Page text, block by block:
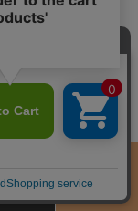
ー。
た
カート